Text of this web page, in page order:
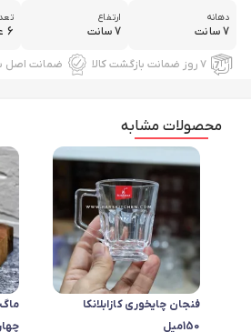
دهانه
7 سانت
ارتفاع
7 سانت 6 عددی
۷ روز ضمانت بازگشت کالا ضمانت اصل
محصولات مشابه
فنجان چایخوری کازابلانکا
150میل